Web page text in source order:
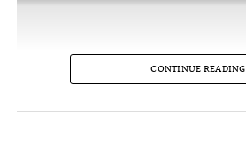
CONTINUE READING